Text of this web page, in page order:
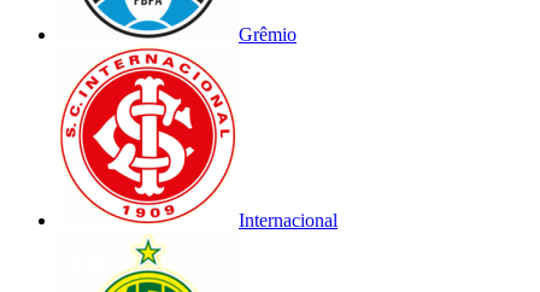
Grêmio
Internacional